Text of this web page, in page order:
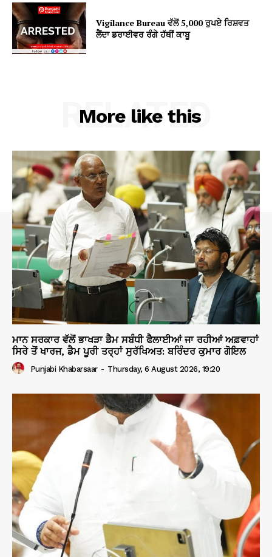
Vigilance Bureau ਵੱਲੋਂ 5,000 ਰੁਪਏ ਰਿਸ਼ਵਤ
ਲੈਂਦਾ ਡਰਾਈਵਰ ਰੰਗੇ ਹੱਥੀਂ ਕਾਬੂ
More like this
RELATED
ਮਾਨ ਸਰਕਾਰ ਵੱਲੋਂ ਭਾਖੜਾ ਡੈਮ ਸਬੰਧੀ ਫੈਲਾਈਆਂ ਜਾ ਰਹੀਆਂ ਅਫ਼ਵਾਹਾਂ
ਸਿਰੇ ਤੋਂ ਖਾਰਜ, ਡੈਮ ਪੂਰੀ ਤਰ੍ਹਾਂ ਸੁਰੱਖਿਅਤ: ਬਰਿੰਦਰ ਕੁਮਾਰ ਗੋਇਲ
Punjabi Khabarsaar - Thursday, 6 August 2026, 19:20